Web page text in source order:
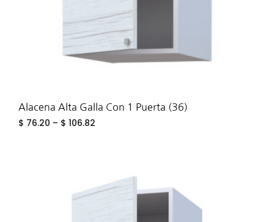
Alacena Alta Galla Con 1 Puerta (36)
$ 76.20 – $ 106.82